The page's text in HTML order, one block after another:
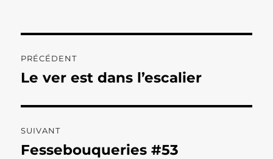
de
PRÉCÉDENT
Publication
Le ver est dans l’escalier
SUIVANT
Publication
Fessebouqueries #53